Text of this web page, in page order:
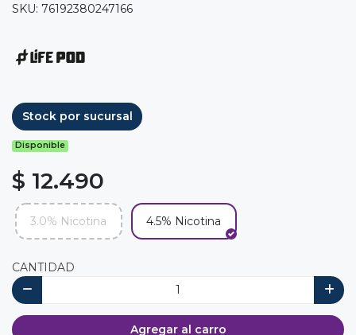
SKU: 76192380247166
Stock por sucursal
Disponible
$ 12.490
3.0% Nicotina 4.5% Nicotina
CANTIDAD
Agregar al carro